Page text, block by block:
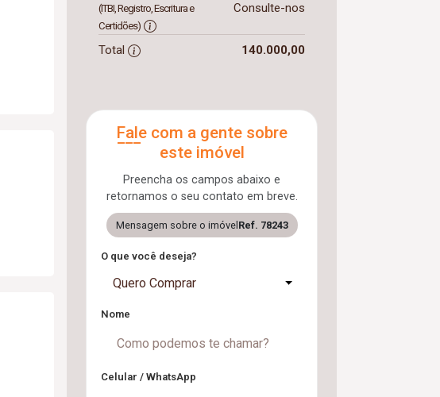
(ITBI, Registro, Escritura e
Certidões)
Consulte-nos
Total 140.000,00
Fale com a gente sobre
este imóvel
Preencha os campos abaixo e
retornamos o seu contato em breve.
Mensagem sobre o imóvel Ref. 78243
O que você deseja?
Quero Comprar
Nome
Celular / WhatsApp